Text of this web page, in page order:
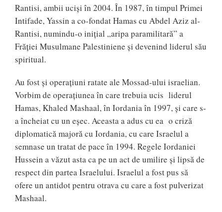
Rantisi, ambii uciși în 2004. În 1987, în timpul Primei
Intifade, Yassin a co-fondat Hamas cu Abdel Aziz al-
Rantisi, numindu-o inițial „aripa paramilitară” a
Frăției Musulmane Palestiniene și devenind liderul său
spiritual.
Au fost și operațiuni ratate ale Mossad-ului israelian.
Vorbim de operațiunea în care trebuia ucis liderul
Hamas, Khaled Mashaal, în Iordania în 1997, și care s-
a încheiat cu un eșec. Aceasta a adus cu ea o criză
diplomatică majoră cu Iordania, cu care Israelul a
semnase un tratat de pace în 1994. Regele Iordaniei
Hussein a văzut asta ca pe un act de umilire și lipsă de
respect din partea Israelului. Israelul a fost pus să
ofere un antidot pentru otrava cu care a fost pulverizat
Mashaal.